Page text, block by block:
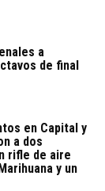
a
de final
en Capital y
a dos
rifle de aire
y un